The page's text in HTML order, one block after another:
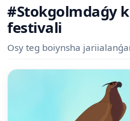
#Stokgolmdaǵy
festivali
Osy teg boiynsha